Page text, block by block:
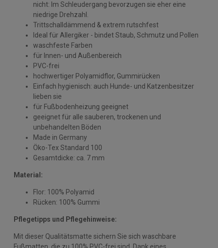
nicht: Im Schleudergang bevorzugen sie eher eine
niedrige Drehzahl.
Trittschalldämmend & extrem rutschfest
Ideal für Allergiker - bindet Staub, Schmutz und Pollen
waschfeste Farben
für Innen- und Außenbereich
PVC-frei
hochwertiger Polyamidflor, Gummirücken
Einfach hygienisch: auch Hunde- und Katzenbesitzer
lieben sie
für Fußbodenheizung geeignet
geeignet für alle sauberen, trockenen und
unbehandelten Böden
Made in Germany
Öko-Tex Standard 100
Gesamtdicke: ca. 7 mm
Material:
Flor: 100% Polyamid
Rücken: 100% Gummi
Pflegetipps und Pflegehinweise:
Mit dieser Qualitätsmatte sichern Sie sich waschbare